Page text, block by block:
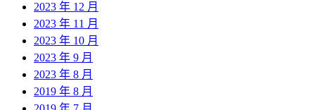
2023 年 12 月
2023 年 11 月
2023 年 10 月
2023 年 9 月
2023 年 8 月
2019 年 8 月